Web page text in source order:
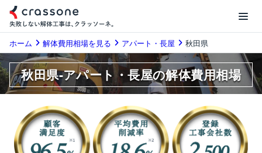
ホーム 解体費用相場を見る アパート・長屋 秋田県
秋田県-アパート・長屋の解体費用相場